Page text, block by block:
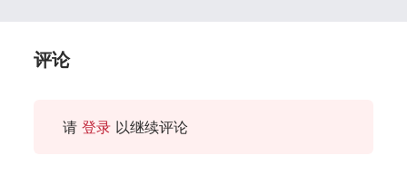
评论
请 登录 以继续评论